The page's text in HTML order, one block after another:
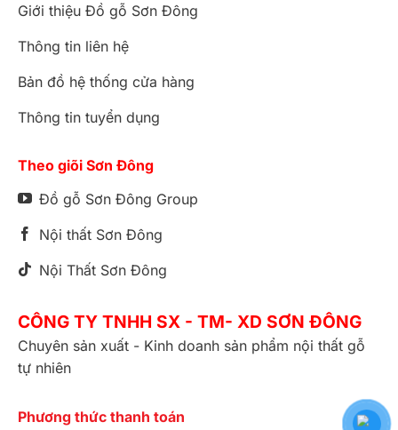
Giới thiệu Đồ gỗ Sơn Đông
Thông tin liên hệ
Bản đồ hệ thống cửa hàng
Thông tin tuyển dụng
Theo giõi Sơn Đông
Đồ gỗ Sơn Đông Group
Nội thất Sơn Đông
Nội Thất Sơn Đông
CÔNG TY TNHH SX - TM- XD SƠN ĐÔNG
Chuyên sản xuất - Kinh doanh sản phẩm nội thất gỗ
tự nhiên
Phương thức thanh toán